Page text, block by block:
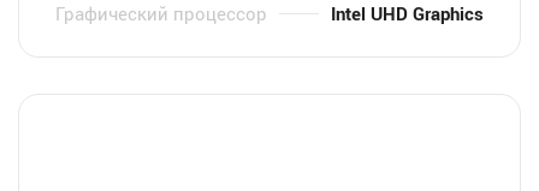
Графический процессор Intel UHD Graphics